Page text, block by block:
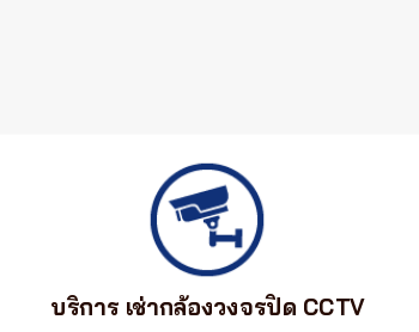
บริการ เช่ากล้องวงจรปิด CCTV